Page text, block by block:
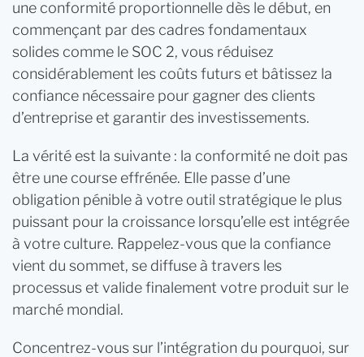
une conformité proportionnelle dès le début, en
commençant par des cadres fondamentaux
solides comme le SOC 2, vous réduisez
considérablement les coûts futurs et bâtissez la
confiance nécessaire pour gagner des clients
d’entreprise et garantir des investissements.
La vérité est la suivante : la conformité ne doit pas
être une course effrénée. Elle passe d’une
obligation pénible à votre outil stratégique le plus
puissant pour la croissance lorsqu’elle est intégrée
à votre culture. Rappelez-vous que la confiance
vient du sommet, se diffuse à travers les
processus et valide finalement votre produit sur le
marché mondial.
Concentrez-vous sur l’intégration du pourquoi, sur